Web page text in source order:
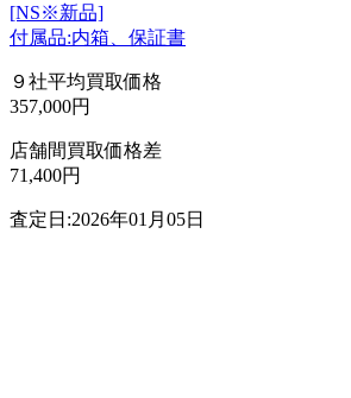
[NS※新品]
付属品:内箱、保証書
９社平均買取価格
357,000円
店舗間買取価格差
71,400円
査定日:2026年01月05日